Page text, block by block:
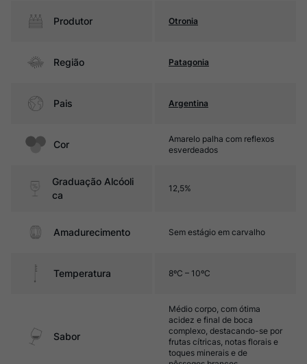
Produtor Otronia
Região Patagonia
Pais Argentina
Cor
Amarelo palha com reflexos
esverdeados
Graduação Alcóoli
ca
12,5%
Amadurecimento Sem estágio em carvalho
Temperatura 8ºC – 10ºC
Sabor
Médio corpo, com ótima
acidez e final de boca
complexo, destacando-se por
frutas cítricas, notas florais e
toques minerais e de